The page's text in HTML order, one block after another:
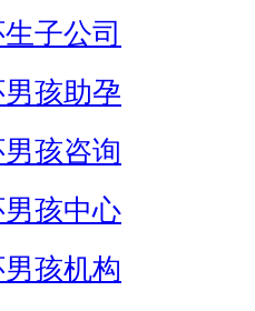
子公司
孩助孕
孩咨询
孩中心
孩机构